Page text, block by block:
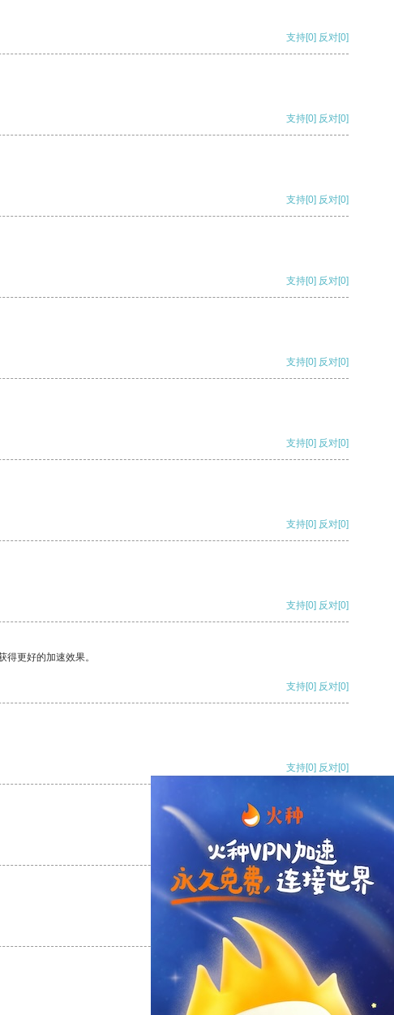
支持[0] 反对[0]
支持[0] 反对[0]
支持[0] 反对[0]
支持[0] 反对[0]
支持[0] 反对[0]
支持[0] 反对[0]
支持[0] 反对[0]
支持[0] 反对[0]
更好的加速效果。
支持[0] 反对[0]
支持[0] 反对[0]
支持[0] 反对
支持
反对 [0]